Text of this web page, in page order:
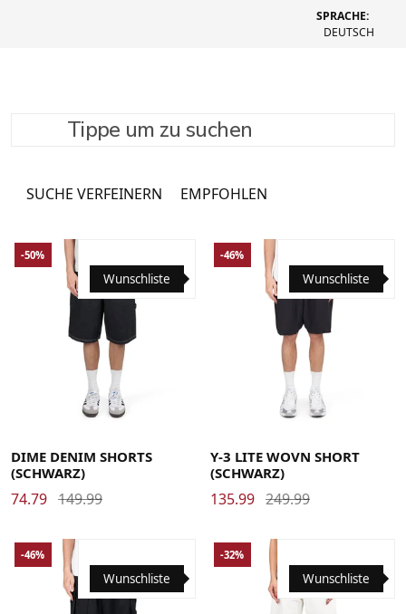
SPRACHE:
DEUTSCH
Tippe um zu suchen
Shorts32 Produkte
SUCHE VERFEINERN EMPFOHLEN
Wunschliste
-50%
DIME DENIM SHORTS
(SCHWARZ)
74.79 149.99
Wunschliste
-46%
Y-3 LITE WOVN SHORT
(SCHWARZ)
135.99 249.99
Wunschliste
-46%
Wunschliste
-32%